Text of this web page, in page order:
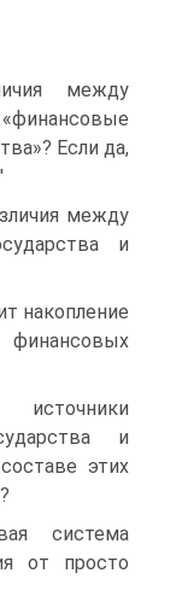
между
Если да,
между
и
накопление
и
этих
система
от просто